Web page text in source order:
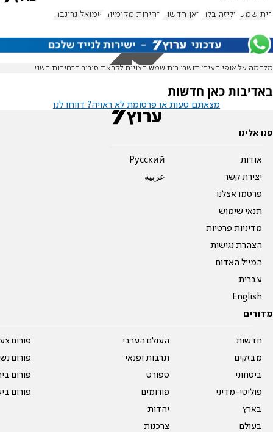
בית שמש עליזה בלוך כאן חדשות בחירות מקומיות שמואל גרינברג
מלחמה על אופי העיר: תושבי בית שמש חצויים לקראת סיבוב הבחירות השני
באדיבות כאן חדשות
מצאתם טעות או פרסומת לא ראויה? דווחו לנו
פנו אלינו
אודות
יצירת קשר
פרסמו אצלנו
תנאי שימוש
מדיניות פרטיות
הצהרת נגישות
המייל האדום
עברית
English
Pусский
عربية
מדורים
חדשות
מבזקים
ביטחוני
פוליטי-מדיני
בארץ
בעולם
העולם הערבי
תרבות ופנאי
ספורט
פורומים
יהדות
צרכנות
פורום
פורום
פורום
פורום